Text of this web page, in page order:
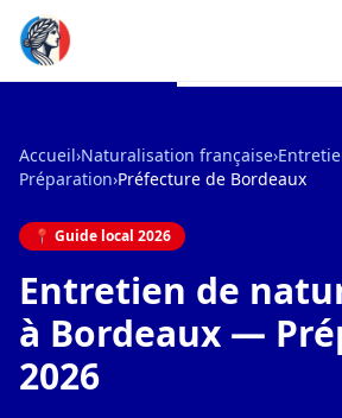
Accueil›Naturalisation française›
Préparation›Préfecture de Bordeaux
📍 Guide local 2026
Entretien de
à Bordeaux —
2026